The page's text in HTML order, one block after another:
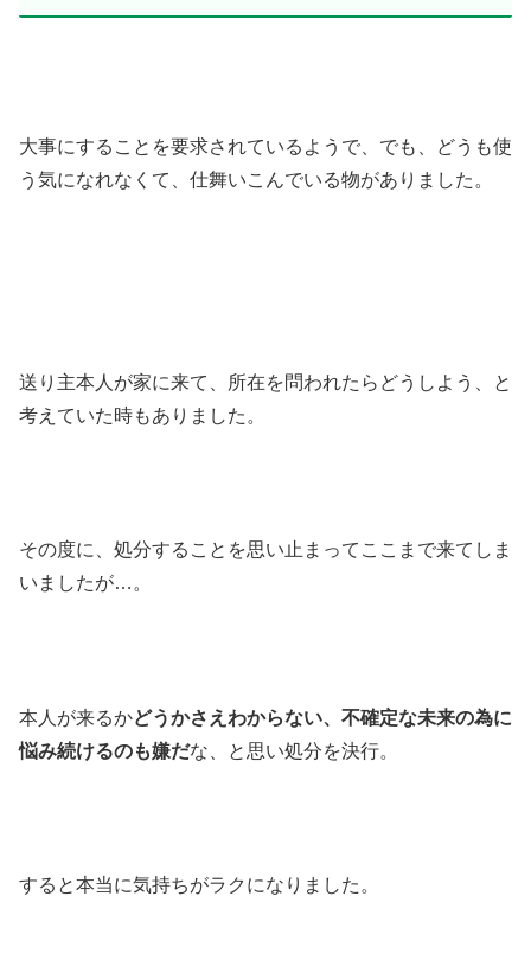
大事にすることを要求されているようで、でも、どうも使
う気になれなくて、仕舞いこんでいる物がありました。
送り主本人が家に来て、所在を問われたらどうしよう、と
考えていた時もありました。
その度に、処分することを思い止まってここまで来てしま
いましたが…。
本人が来るかどうかさえわからない、不確定な未来の為に
悩み続けるのも嫌だな、と思い処分を決行。
すると本当に気持ちがラクになりました。